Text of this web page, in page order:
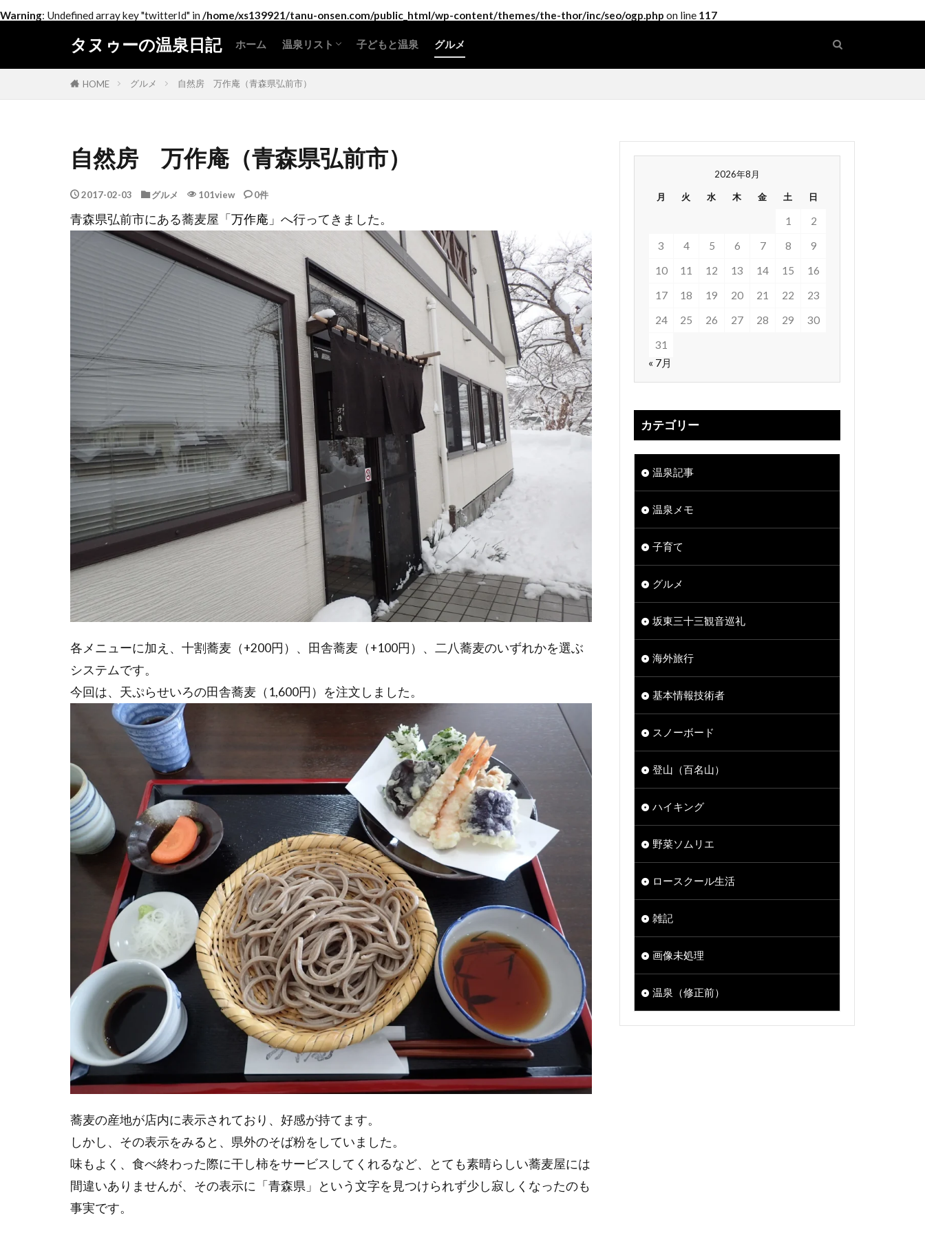
Warning: Undefined array key "twitterId" in/home/xs139921/tanu-onsen.com/public_html/wp-content/themes/the-thor/inc/seo/ogp.php on line 117
タヌゥーの温泉日記 ホーム 温泉リスト 子どもと温泉 グルメ
HOME グルメ 自然房 万作庵（青森県弘前市）
自然房 万作庵（青森県弘前市）
2017-02-03 グルメ 101view 0件
青森県弘前市にある蕎麦屋「 万作庵 」へ行ってきました。
各メニューに加え、十割蕎麦（+200円）、田舎蕎麦（+100円）、二八蕎麦のいずれかを選ぶ
システムです。
今回は、天ぷらせいろの田舎蕎麦（1,600円）を注文しました。
蕎麦の産地が店内に表示されており、好感が持てます。
しかし、その表示をみると、県外のそば粉をしていました。
味もよく、食べ終わった際に干し柿をサービスしてくれるなど、とても素晴らしい蕎麦屋には
間違いありませんが、その表示に「青森県」という文字を見つけられず少し寂しくなったのも
事実です。
2026年8月
月 火 水 木 金 土 日
1
2
3
4 5 6 7 8
9
10
11 12 13 14 15
16
17
18 19 20 21 22
23
24
25 26 27 28 29
30
31
« 7月
カテゴリー
温泉記事
温泉メモ
子育て
グルメ
坂東三十三観音巡礼
海外旅行
基本情報技術者
スノーボード
登山（百名山）
ハイキング
野菜ソムリエ
ロースクール生活
雑記
画像未処理
温泉（修正前）